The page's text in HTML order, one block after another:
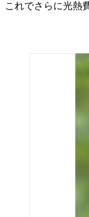
これでさらに光熱